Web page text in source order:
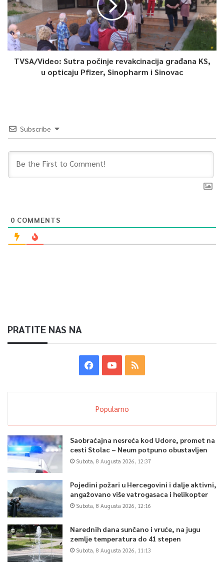
TVSA/Video: Sutra počinje revakcinacija građana KS,
u opticaju Pfizer, Sinopharm i Sinovac
Subscribe
0 COMMENTS
PRATITE NAS NA
Popularno
Saobraćajna nesreća kod Udore, promet na
cesti Stolac – Neum potpuno obustavljen
Subota, 8 Augusta 2026, 12:37
Pojedini požari u Hercegovini i dalje aktivni,
angažovano više vatrogasaca i helikopter
Subota, 8 Augusta 2026, 12:16
Narednih dana sunčano i vruće, na jugu
zemlje temperatura do 41 stepen
Subota, 8 Augusta 2026, 11:13